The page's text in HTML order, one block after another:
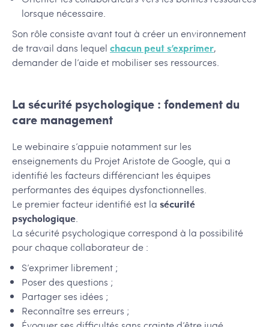
lorsque nécessaire.
Son rôle consiste avant tout à créer un environnement
de travail dans lequel chacun peut s’exprimer,
demander de l’aide et mobiliser ses ressources.
La sécurité psychologique : fondement du
care management
Le webinaire s’appuie notamment sur les
enseignements du Projet Aristote de Google, qui a
identifié les facteurs différenciant les équipes
performantes des équipes dysfonctionnelles.
Le premier facteur identifié est la sécurité
psychologique.
La sécurité psychologique correspond à la possibilité
pour chaque collaborateur de :
S’exprimer librement ;
Poser des questions ;
Partager ses idées ;
Reconnaître ses erreurs ;